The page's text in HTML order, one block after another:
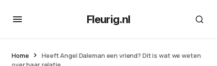
Fleurig.nl
Home
Heeft Angel Daleman een vriend? Dit is wat we weten